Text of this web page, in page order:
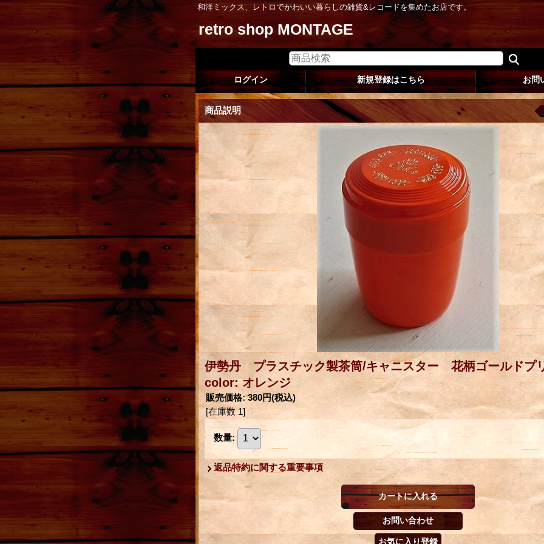
和洋ミックス、レトロでかわいい暮らしの雑貨&レコードを集めたお店です。
retro shop MONTAGE
ログイン 新規登録はこちら お問
商品説明
伊勢丹 プラスチック製茶筒/キャニスター 花柄ゴールド
color: オレンジ
販売価格: 380円(税込)
[在庫数 1]
数量:
返品特約に関する重要事項